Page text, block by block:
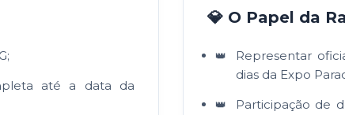
até a data da
💎 O Papel da
Representar
dias da Expo
Participação de